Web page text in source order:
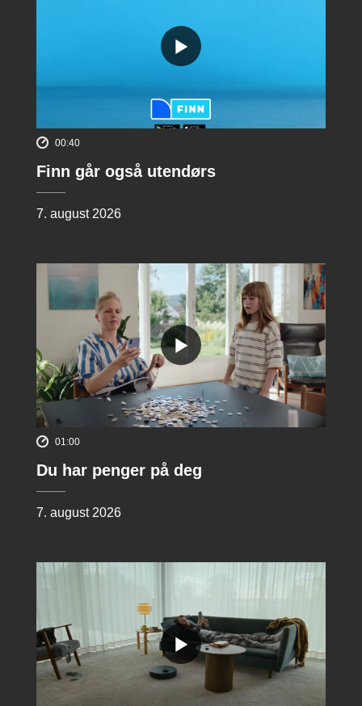
00:40
Finn går også utendørs
7. august 2026
01:00
Du har penger på deg
7. august 2026